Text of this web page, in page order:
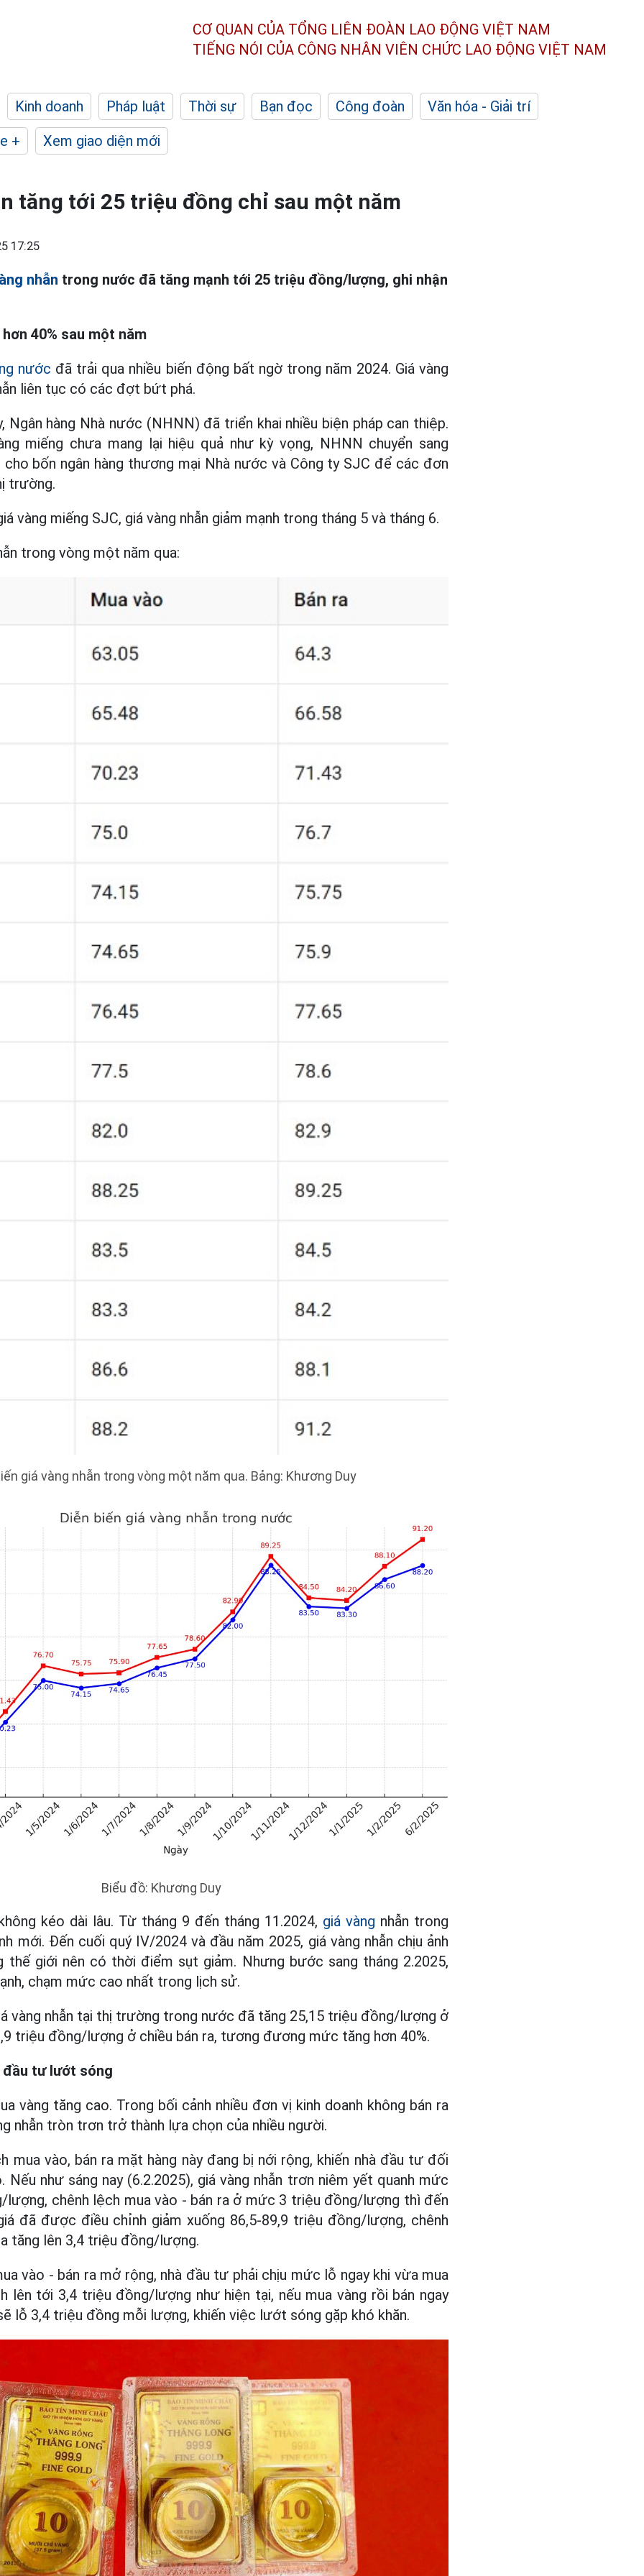
CƠ QUAN CỦA TỔNG LIÊN ĐOÀN LAO ĐỘNG VIỆT NAM
TIẾNG NÓI CỦA CÔNG NHÂN VIÊN CHỨC LAO ĐỘNG VIỆT NAM
Kinh doanh Pháp luật Thời sự Bạn đọc Công đoàn
Văn hóa - Giải trí
+
Xem giao diện mới
tăng tới 25 triệu đồng chỉ sau một năm
17:25
nhẫn trong nước đã tăng mạnh tới 25 triệu đồng/lượng, ghi nhận
40% sau một năm
nước đã trải qua nhiều biến động bất ngờ trong năm 2024. Giá vàng
liên tục có các đợt bứt phá.
Ngân hàng Nhà nước (NHNN) đã triển khai nhiều biện pháp can thiệp.
miếng chưa mang lại hiệu quả như kỳ vọng, NHNN chuyển sang
cho bốn ngân hàng thương mại Nhà nước và Công ty SJC để các đơn
trường.
vàng miếng SJC, giá vàng nhẫn giảm mạnh trong tháng 5 và tháng 6.
trong vòng một năm qua:
giá vàng nhẫn trong vòng một năm qua. Bảng: Khương Duy
Biểu đồ: Khương Duy
kéo dài lâu. Từ tháng 9 đến tháng 11.2024, giá vàng nhẫn trong
mới. Đến cuối quý IV/2024 và đầu năm 2025, giá vàng nhẫn chịu ảnh
giới nên có thời điểm sụt giảm. Nhưng bước sang tháng 2.2025,
chạm mức cao nhất trong lịch sử.
vàng nhẫn tại thị trường trong nước đã tăng 25,15 triệu đồng/lượng ở
triệu đồng/lượng ở chiều bán ra, tương đương mức tăng hơn 40%.
tư lướt sóng
vàng tăng cao. Trong bối cảnh nhiều đơn vị kinh doanh không bán ra
nhẫn tròn trơn trở thành lựa chọn của nhiều người.
mua vào, bán ra mặt hàng này đang bị nới rộng, khiến nhà đầu tư đối
Nếu như sáng nay (6.2.2025), giá vàng nhẫn trơn niêm yết quanh mức
lượng, chênh lệch mua vào - bán ra ở mức 3 triệu đồng/lượng thì đến
đã được điều chỉnh giảm xuống 86,5-89,9 triệu đồng/lượng, chênh
tăng lên 3,4 triệu đồng/lượng.
vào - bán ra mở rộng, nhà đầu tư phải chịu mức lỗ ngay khi vừa mua
lên tới 3,4 triệu đồng/lượng như hiện tại, nếu mua vàng rồi bán ngay
lỗ 3,4 triệu đồng mỗi lượng, khiến việc lướt sóng gặp khó khăn.